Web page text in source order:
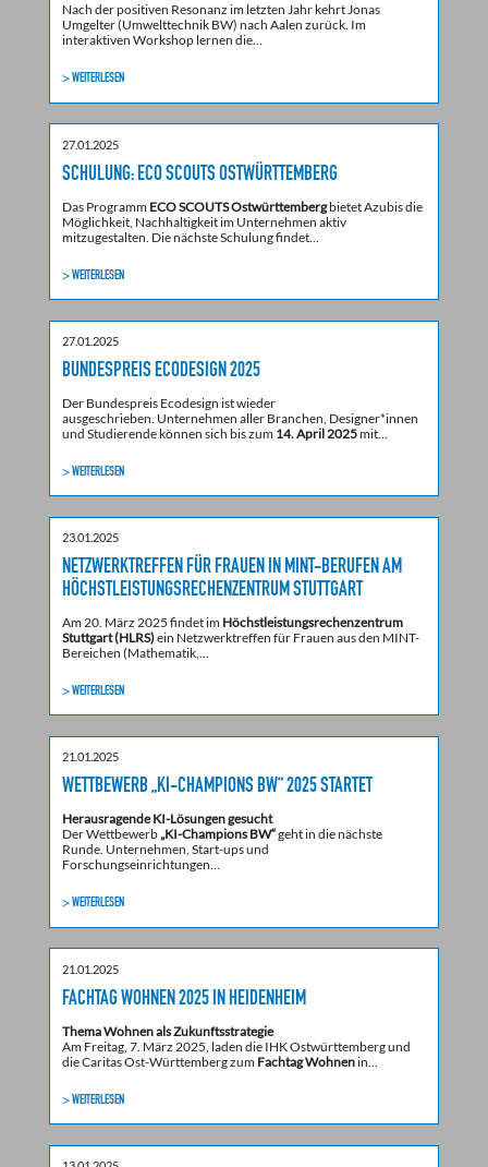
Nach der positiven Resonanz im letzten Jahr kehrt Jonas
Umgelter (Umwelttechnik BW) nach Aalen zurück. Im
interaktiven Workshop lernen die…
> WEITERLESEN
27.01.2025
SCHULUNG: ECO SCOUTS OSTWÜRTTEMBERG
Das Programm ECO SCOUTS Ostwürttembergbietet Azubis die
Möglichkeit, Nachhaltigkeit im Unternehmen aktiv
mitzugestalten. Die nächste Schulung findet…
> WEITERLESEN
27.01.2025
BUNDESPREIS ECODESIGN 2025
Der Bundespreis Ecodesign ist wieder
ausgeschrieben. Unternehmen aller Branchen, Designer*innen
und Studierende können sich bis zum 14. April 2025mit…
> WEITERLESEN
23.01.2025
NETZWERKTREFFEN FÜR FRAUEN IN MINT-BERUFEN AM
HÖCHSTLEISTUNGSRECHENZENTRUM STUTTGART
Am 20. März 2025 findet im Höchstleistungsrechenzentrum
Stuttgart (HLRS)ein Netzwerktreffen für Frauen aus den MINT-
Bereichen (Mathematik,…
> WEITERLESEN
21.01.2025
WETTBEWERB „KI-CHAMPIONS BW“ 2025 STARTET
Herausragende KI-Lösungen gesucht
Der Wettbewerb „KI-Champions BW“geht in die nächste
Runde. Unternehmen, Start-ups und
Forschungseinrichtungen…
> WEITERLESEN
21.01.2025
FACHTAG WOHNEN 2025 IN HEIDENHEIM
Thema Wohnen als Zukunftsstrategie
Am Freitag, 7. März 2025, laden die IHK Ostwürttemberg und
die Caritas Ost-Württemberg zum Fachtag Wohnenin…
> WEITERLESEN